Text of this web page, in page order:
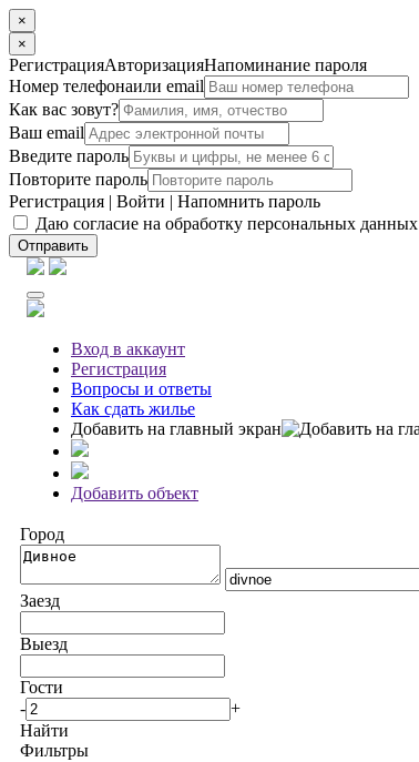
×
×
РегистрацияАвторизацияНапоминание пароля
Номер телефонаили email
Как вас зовут?
Ваш email
Введите пароль
Повторите пароль
Регистрация | Войти | Напомнить пароль
Даю согласие на обработку персональных данных
Отправить
Вход в аккаунт
Регистрация
Вопросы и ответы
Как сдать жилье
Добавить на главный экран
Добавить объект
Город
Заезд
Выезд
Гости
-
+
Найти
Фильтры